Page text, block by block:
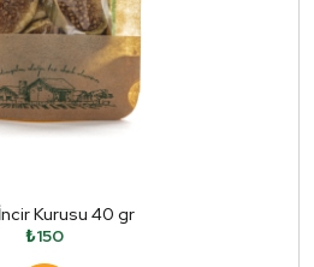
Kurusu 40 gr
₺150